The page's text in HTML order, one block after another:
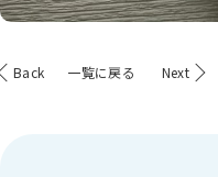
Back 一覧に戻る Next